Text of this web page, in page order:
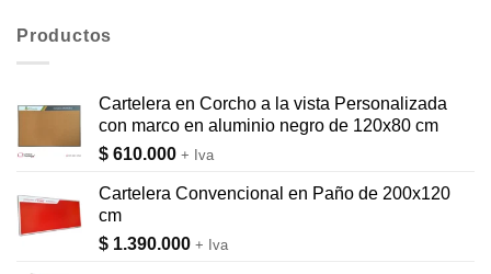
Productos
Cartelera en Corcho a la vista Personalizada
con marco en aluminio negro de 120x80 cm
$ 610.000 + Iva
Cartelera Convencional en Paño de 200x120
cm
$ 1.390.000 + Iva